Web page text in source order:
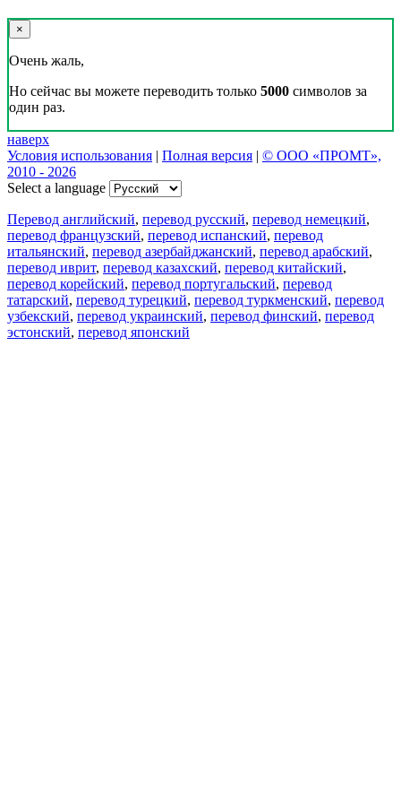
×
Очень жаль,
Но сейчас вы можете переводить только 5000 символов за
один раз.
наверх
Условия использования | Полная версия | © ООО «ПРОМТ»,
2010 - 2026
Select a language
Перевод английский, перевод русский, перевод немецкий,
перевод французский, перевод испанский, перевод
итальянский, перевод азербайджанский, перевод арабский,
перевод иврит, перевод казахский, перевод китайский,
перевод корейский, перевод португальский, перевод
татарский, перевод турецкий, перевод туркменский, перевод
узбекский, перевод украинский, перевод финский, перевод
эстонский, перевод японский